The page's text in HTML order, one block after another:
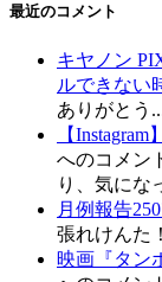
最近のコメント
キヤノン
ルできない
ありがとう
【
へのコメン
り、気にな
月例報告
張れけんた！
映画『タン